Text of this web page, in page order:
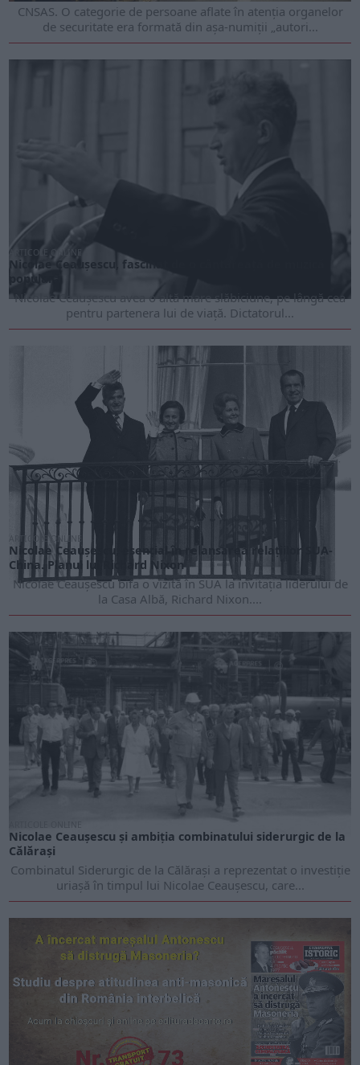
CNSAS. O categorie de persoane aflate în atenţia organelor
de securitate era formată din aşa-numiţii „autori...
ARTICOLE ONLINE
Nicolae Ceaușescu, fascinat de o cântăreață de muzică
populară
Nicolae Ceaușescu avea o altă mare slăbiciune, pe lângă cea
pentru partenera lui de viață. Dictatorul...
ARTICOLE ONLINE
Nicolae Ceaușescu, esențial în relansarea relațiilor SUA-
China. Planul lui Richard Nixon
Nicolae Ceaușescu bifa o vizită în SUA la invitația liderului de
la Casa Albă, Richard Nixon....
Nicolae Ceaușescu și ambiția combinatului siderurgic de la
Călărași
Combinatul Siderurgic de la Călărași a reprezentat o investiție
uriașă în timpul lui Nicolae Ceaușescu, care...